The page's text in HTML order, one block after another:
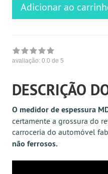
Adicionar ao
avaliação: 0.0 de 5
DESCRIÇÃO
O medidor de espessura
certamente a grossura do
carroceria do automóvel
não ferrosos.